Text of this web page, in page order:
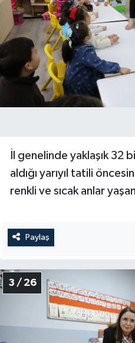
İl genelinde yaklaşık
aldığı yarıyıl tatili
renkli ve sıcak anlar
Paylaş
3 / 26